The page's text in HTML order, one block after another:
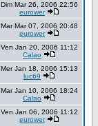
Dim Mar 26, 2006 22:56
eurower
Mar Mar 07, 2006 20:48
eurower
Ven Jan 20, 2006 11:12
Calao
Mer Jan 18, 2006 15:13
luc69
Mar Jan 10, 2006 18:24
Calao
Ven Jan 06, 2006 11:12
eurower